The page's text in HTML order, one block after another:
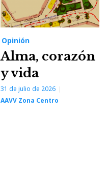
Opinión
Alma, corazón
y vida
31 de julio de 2026
AAVV Zona Centro